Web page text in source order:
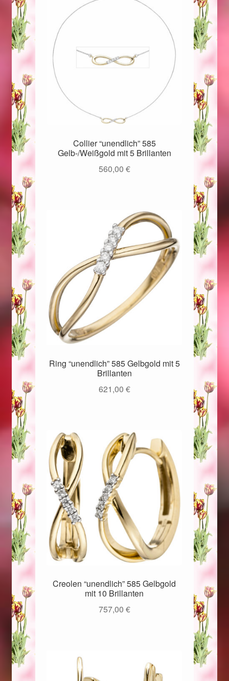
Magisches und Festliches zu Halloween 2021
Magisches und Festliches zu Halloween 2022
Mein Konto
Logout
Ostergeschenke finden für Ostern 2015
Ostergeschenke finden für Ostern 2016
Ostergeschenke finden für Ostern 2017
Ostergeschenke finden für Ostern 2018
Ostergeschenke finden für Ostern 2019
Ostergeschenke finden für Ostern 2020
Ostergeschenke finden für Ostern 2021
Ostergeschenke finden für Ostern 2022
Partner
Shop
Startseite
Startseite
Valentinstag
Valentinstag 2016
Valentinstag Geschenke
Vertrag widerrufen
Warenkorb
Weihnachtsangebote 2015
Weihnachtsangebote 2016
Weihnachtsangebote 2017
Weihnachtsangebote 2018
Collier “unendlich” 585
Gelb-/Weißgold mit 5 Brillanten
560,00 €
Ring “unendlich” 585 Gelbgold mit 5
Brillanten
621,00 €
Creolen “unendlich” 585 Gelbgold
mit 10 Brillanten
757,00 €